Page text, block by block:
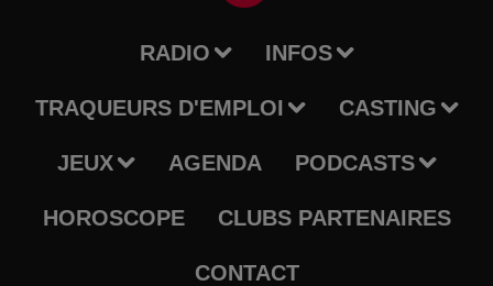
RADIO INFOS
TRAQUEURS D'EMPLOI CASTING
JEUX AGENDA PODCASTS
HOROSCOPE CLUBS PARTENAIRES
CONTACT